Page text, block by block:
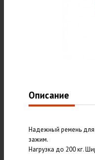
Описание
Надежный ремень для
зажим.
Нагрузка до 200 кг.